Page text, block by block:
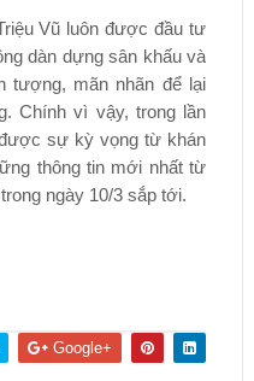
Vũ luôn được đầu tư
dàn dựng sân khấu và
tượng, mãn nhãn để lại
Chính vì vậy, trong lần
sự kỳ vọng từ khán
thông tin mới nhất từ
ngày 10/3 sắp tới.
Google+